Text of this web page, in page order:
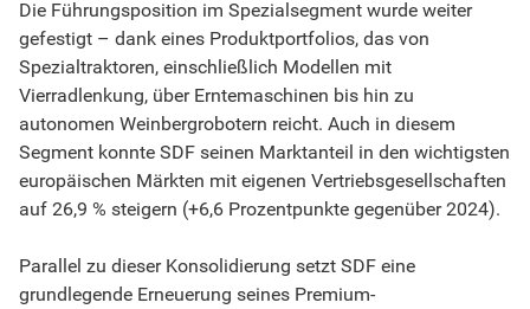
Die Führungsposition im Spezialsegment wurde weiter
gefestigt – dank eines Produktportfolios, das von
Spezialtraktoren, einschließlich Modellen mit
Vierradlenkung, über Erntemaschinen bis hin zu
autonomen Weinbergrobotern reicht. Auch in diesem
Segment konnte SDF seinen Marktanteil in den wichtigsten
europäischen Märkten mit eigenen Vertriebsgesellschaften
auf 26,9 % steigern (+6,6 Prozentpunkte gegenüber 2024).
Parallel zu dieser Konsolidierung setzt SDF eine
grundlegende Erneuerung seines Premium-